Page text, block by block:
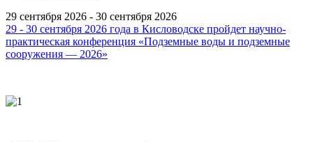
29 сентября 2026 - 30 сентября 2026
29 - 30 сентября 2026 года в Кисловодске пройдет научно-
практическая конференция «Подземные воды и подземные
сооружения — 2026»